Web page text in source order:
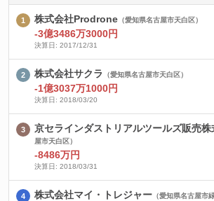
株式会社Prodrone （愛知県名古屋市天白区）
-3億3486万3000円
決算日: 2017/12/31
株式会社サクラ （愛知県名古屋市天白区）
-1億3037万1000円
決算日: 2018/03/20
京セラインダストリアルツールズ販売株
屋市天白区）
-8486万円
決算日: 2018/03/31
株式会社マイ・トレジャー （愛知県名古屋市